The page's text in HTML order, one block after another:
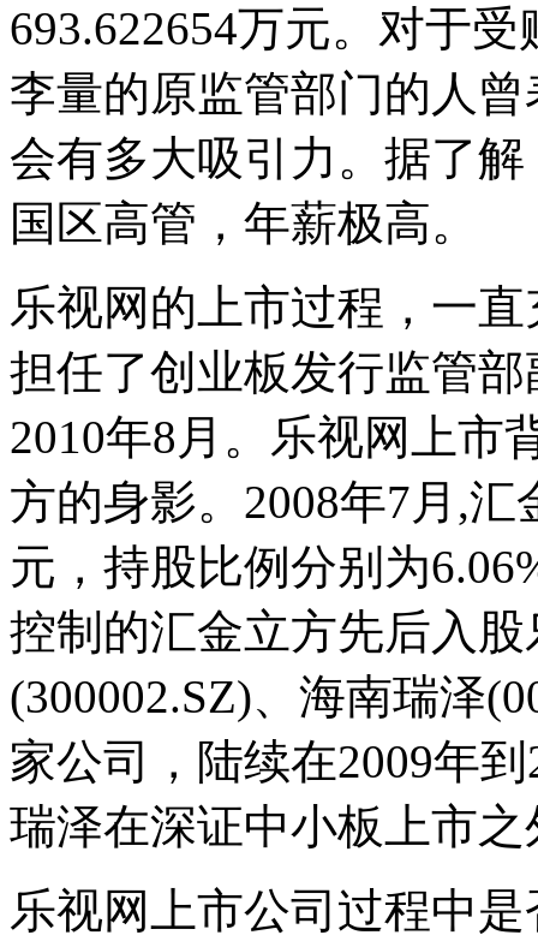
693.622654万元。对于
李量的原监管部门的人
会有多大吸引力。据了
国区高管，年薪极高。
乐视网的上市过程，一
担任了创业板发行监管
2010年8月。乐视网上市
方的身影。2008年7月,
元，持股比例分别为
控制的汇金立方先后入
(300002.SZ)、海南瑞泽
家公司，陆续在2009年
瑞泽在深证中小板上市
乐视网上市公司过程中